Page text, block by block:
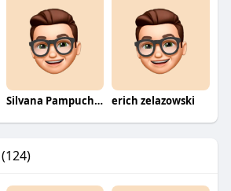
Silvana Pampuch Andreata erich zelazowski
(124)